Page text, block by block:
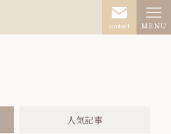
contact ＭＥＮＵ
人気記事